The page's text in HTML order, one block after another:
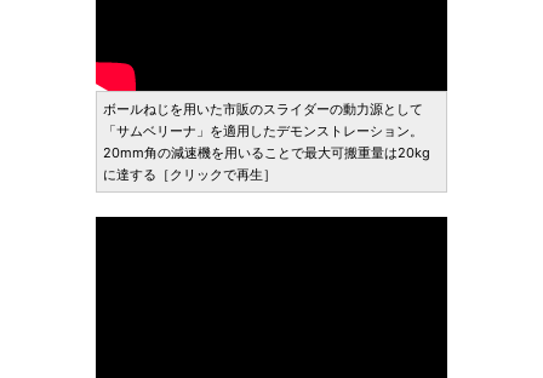
ボールねじを用いた市販のスライダーの動力源として
「サムベリーナ」を適用したデモンストレーション。
20mm角の減速機を用いることで最大可搬重量は20kg
に達する［クリックで再生］